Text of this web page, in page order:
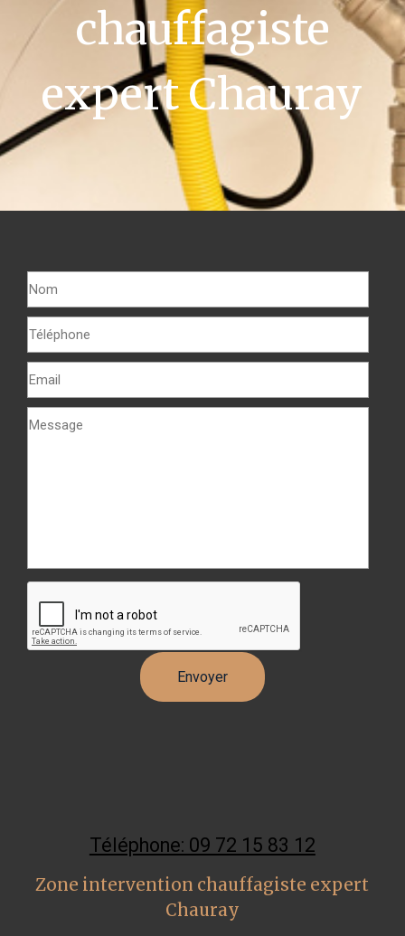
chauffagiste
expert Chauray
Téléphone: 09 72 15 83 12
Zone intervention chauffagiste expert
Chauray